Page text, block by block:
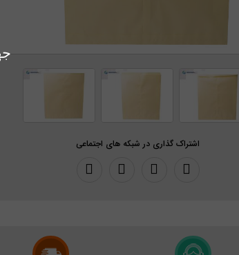
اشتراک گذاری در شبکه های اجتماعی